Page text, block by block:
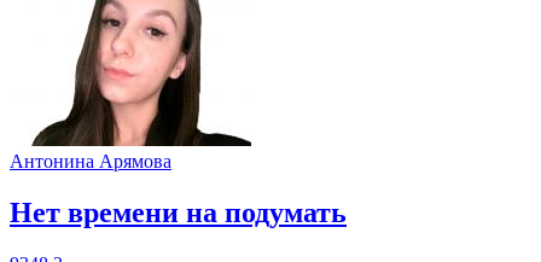
Антонина Арямова
​Нет времени на подумать